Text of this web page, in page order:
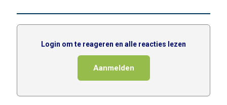
Login om te reageren en alle reacties lezen
Aanmelden